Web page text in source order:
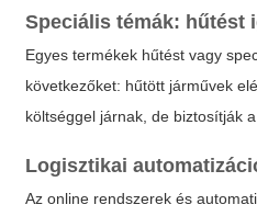
Speciális témák: hűtést
Egyes termékek hűtést vagy
következőket: hűtött járművek
költséggel járnak, de biztosítják
Logisztikai
Az online rendszerek és